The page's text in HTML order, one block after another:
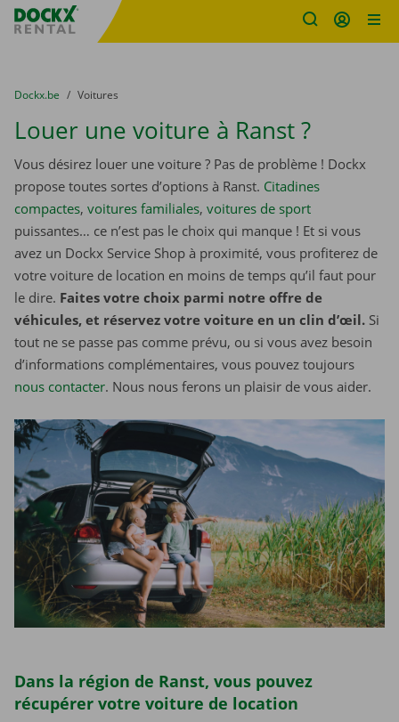
sitename
You are here:
du
Dockx.be to
Voitures
Louer une voiture à Ranst ?
Vous désirez louer une voiture ? Pas de problème ! Dockx
propose toutes sortes d’options à Ranst. Citadines
compactes, voitures familiales, voitures de sport
puissantes… ce n’est pas le choix qui manque ! Et si vous
avez un Dockx Service Shop à proximité, vous profiterez de
votre voiture de location en moins de temps qu’il faut pour
le dire. Faites votre choix parmi notre offre de
véhicules, et réservez votre voiture en un clin d’œil. Si
tout ne se passe pas comme prévu, ou si vous avez besoin
d’informations complémentaires, vous pouvez toujours
nous contacter. Nous nous ferons un plaisir de vous aider.
Dans la région de Ranst, vous pouvez
récupérer votre voiture de location